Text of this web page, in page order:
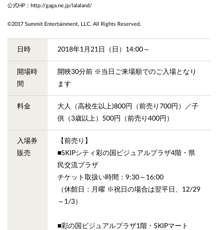
公式HP： http://gaga.ne.jp/lalaland/
©2017 Summit Entertainment, LLC. All Rights Reserved.
日時 2018年1月21日（日）14:00～
開場時
間
開映30分前 ※当日ご来場順でのご入場となり
ます
料金
大人（高校生以上)800円（前売り700円）／子
供（3歳以上）500円（前売り400円）
入場券
販売
【前売り】
■SKIPシティ彩の国ビジュアルプラザ4階・県
民交流プラザ
チケット取扱い時間：9:30～16:00
（休館日：月曜 ※祝日の場合は翌平日、12/29
～1/3）
■彩の国ビジュアルプラザ1階・SKIPマート